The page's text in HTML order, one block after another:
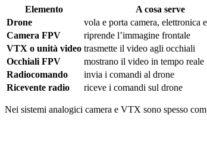
Elemento
A cosa serve
Drone
vola e porta camera, elettronica
Camera FPV
riprende l’immagine frontale
VTX o unità video trasmette il video agli occhiali
Occhiali FPV
mostrano il video in tempo reale
Radiocomando
invia i comandi al drone
Ricevente radio
riceve i comandi sul drone
Nei sistemi analogici camera e VTX sono spesso